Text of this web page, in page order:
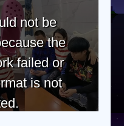
not be
the
failed or
is not